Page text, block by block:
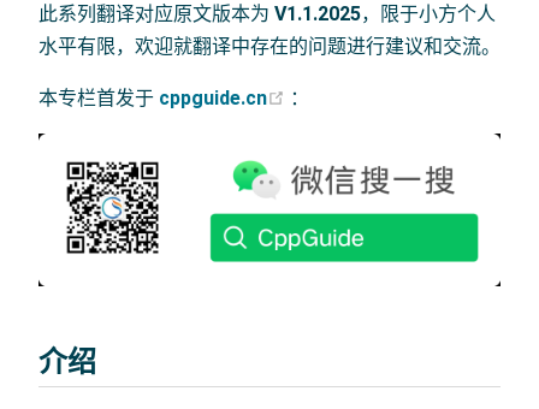
此系列翻译对应原文版本为 V1.1.2025，限于小方个人
水平有限，欢迎就翻译中存在的问题进行建议和交流。
本专栏首发于 cppguide.cn (opens new window)
：
介绍